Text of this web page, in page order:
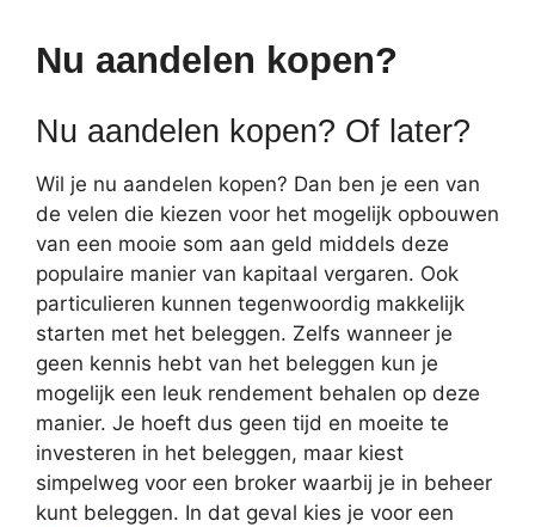
Nu aandelen kopen?
Nu aandelen kopen? Of later?
Wil je nu aandelen kopen? Dan ben je een van
de velen die kiezen voor het mogelijk opbouwen
van een mooie som aan geld middels deze
populaire manier van kapitaal vergaren. Ook
particulieren kunnen tegenwoordig makkelijk
starten met het beleggen. Zelfs wanneer je
geen kennis hebt van het beleggen kun je
mogelijk een leuk rendement behalen op deze
manier. Je hoeft dus geen tijd en moeite te
investeren in het beleggen, maar kiest
simpelweg voor een broker waarbij je in beheer
kunt beleggen. In dat geval kies je voor een